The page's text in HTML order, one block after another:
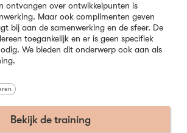
ontvangen over ontwikkelpunten is
Maar ook complimenten geven
bij aan de samenwerking en de sfeer. De
toegankelijk en er is geen specifiek
We bieden dit onderwerp ook aan als
Bekijk de training